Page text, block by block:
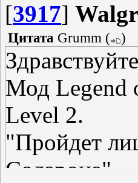
[3917]
Цитата Grumm ( )
Мод Legend
Level 2.
"Пройдет
Соларона".